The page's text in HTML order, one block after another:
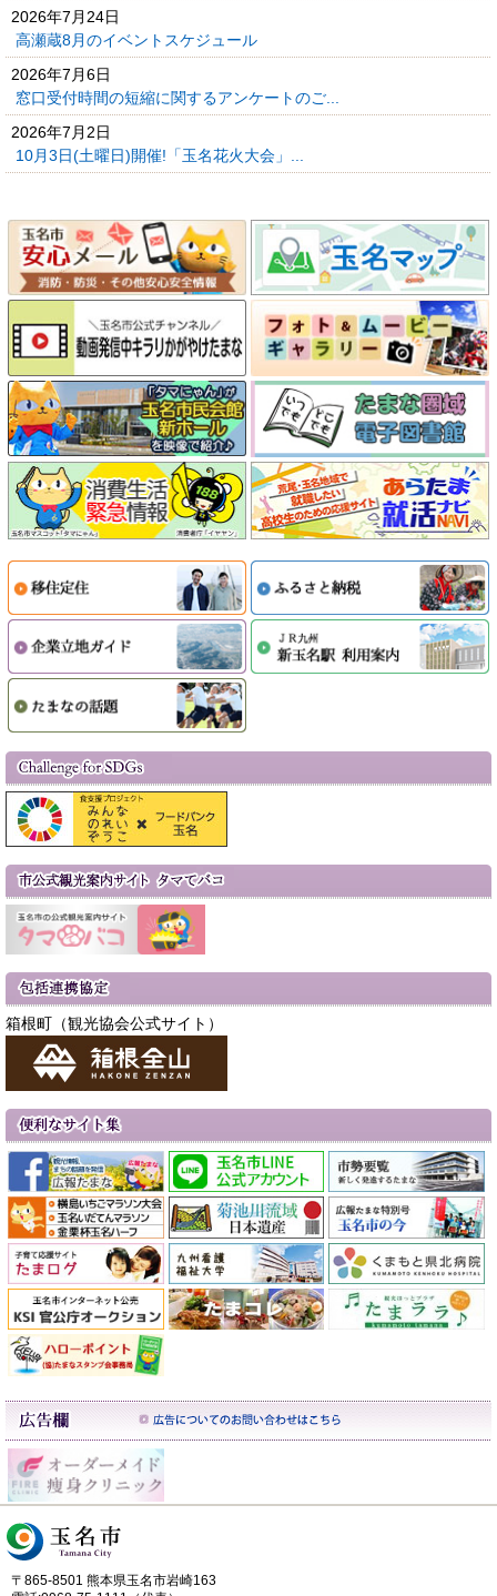
2026年7月24日
高瀬蔵8月のイベントスケジュール
2026年7月6日
窓口受付時間の短縮に関するアンケートのご...
2026年7月2日
10月3日(土曜日)開催!「玉名花火大会」...
箱根町（観光協会公式サイト）
〒865-8501 熊本県玉名市岩崎163